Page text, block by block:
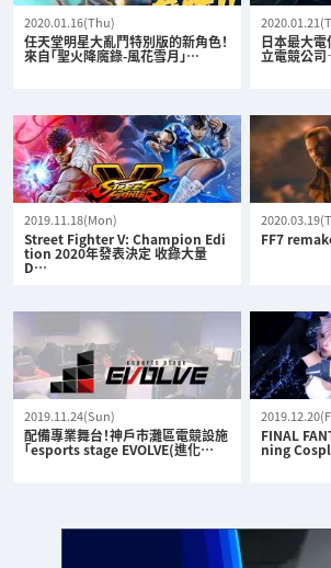
2020.01.16(Thu)
任天堂明星大亂鬥特別版的新角色！
來自「聖火降魔錄-風花雪月」…
日本最大
立電競公
2019.11.18(Mon)
Street Fighter V: Champion Edi
tion 2020年發表決定 收錄大量
D…
FF7
2019.11.24(Sun)
配備專業舞台！神戶市灘區電競設施
「esports stage EVOLVE(進化…
FINAL
ning